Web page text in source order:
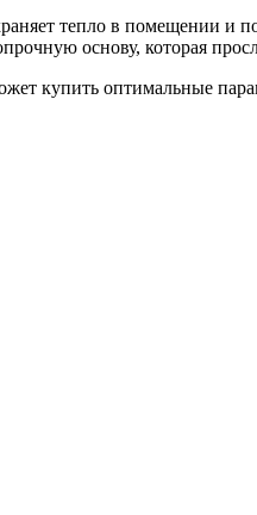
тепло в помещении и
основу, которая
купить оптимальные